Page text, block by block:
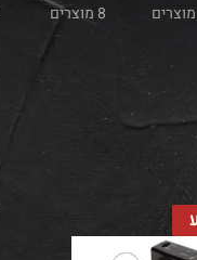
8 מוצרים
המובילים בעולם |
050-2288600